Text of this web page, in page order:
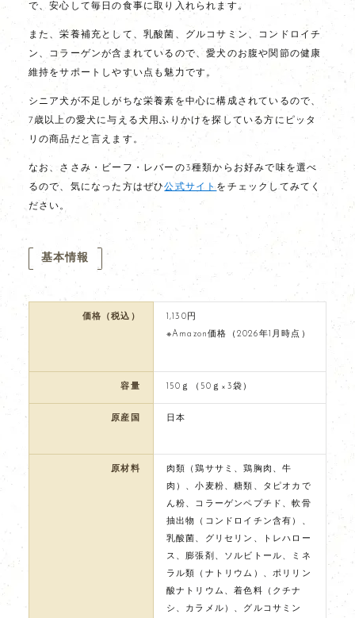
で、安心して毎日の食事に取り入れられます。
また、栄養補充として、乳酸菌、グルコサミン、コンドロイチ
ン、コラーゲンが含まれているので、愛犬のお腹や関節の健康
維持をサポートしやすい点も魅力です。
シニア犬が不足しがちな栄養素を中心に構成されているので、
7歳以上の愛犬に与える犬用ふりかけを探している方にピッタ
リの商品だと言えます。
なお、ささみ・ビーフ・レバーの3種類からお好みで味を選べ
るので、気になった方はぜひ公式サイトをチェックしてみてく
ださい。
基本情報
価格（税込）
1,130円
※Amazon価格（2026年1月時点）
容量 150ｇ（50ｇ×3袋）
原産国 日本
原材料
肉類（鶏ササミ、鶏胸肉、牛
肉）、小麦粉、糖類、タピオカで
ん粉、コラーゲンペプチド、軟骨
抽出物（コンドロイチン含有）、
乳酸菌、グリセリン、トレハロー
ス、膨張剤、ソルビトール、ミネ
ラル類（ナトリウム）、ポリリン
酸ナトリウム、着色料（クチナ
シ、カラメル）、グルコサミン